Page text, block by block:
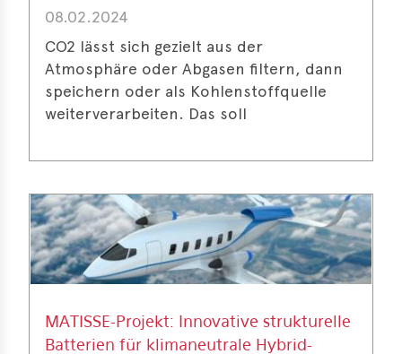
08.02.2024
CO2 lässt sich gezielt aus der
Atmosphäre oder Abgasen filtern, dann
speichern oder als Kohlenstoffquelle
weiterverarbeiten. Das soll
MATISSE-Projekt: Innovative strukturelle
Batterien für klimaneutrale Hybrid-